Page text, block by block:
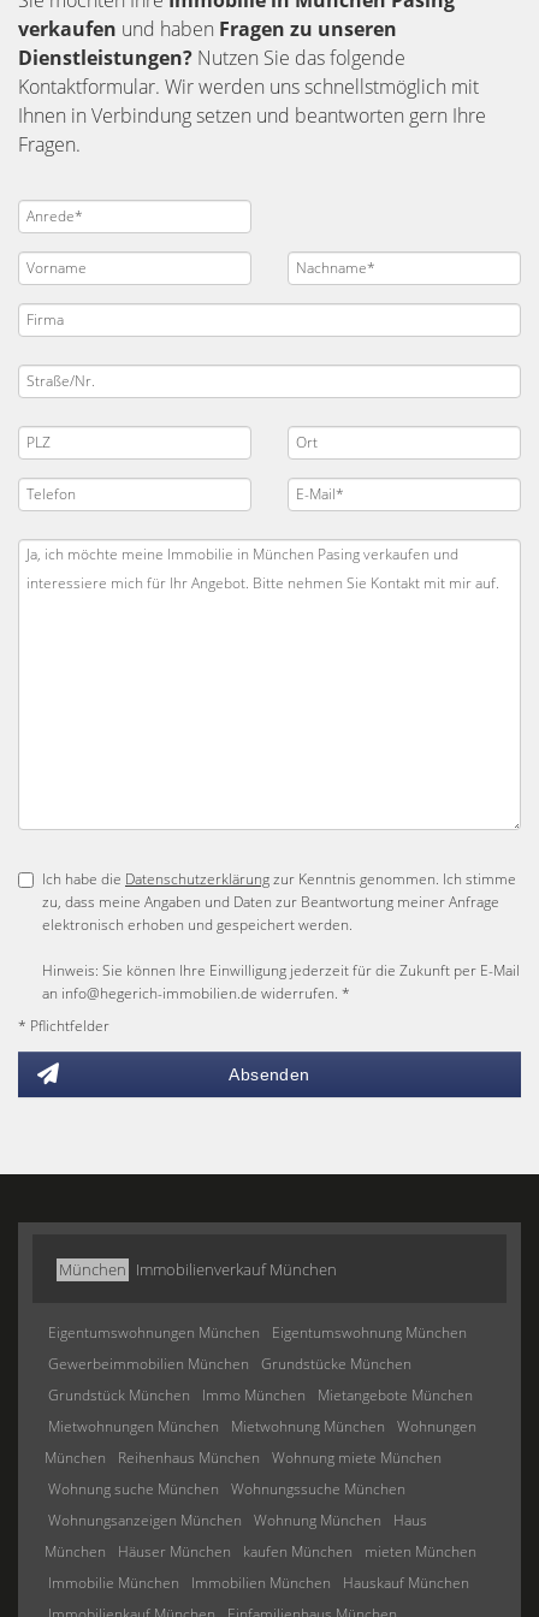
verkaufen und haben Fragen zu unseren
Dienstleistungen? Nutzen Sie das folgende
Kontaktformular. Wir werden uns schnellstmöglich mit
Ihnen in Verbindung setzen und beantworten gern Ihre
Fragen.
Ich habe die Datenschutzerklärungzur Kenntnis genommen. Ich stimme
zu, dass meine Angaben und Daten zur Beantwortung meiner Anfrage
elektronisch erhoben und gespeichert werden.
Hinweis: Sie können Ihre Einwilligung jederzeit für die Zukunft per E-Mail
an info@hegerich-immobilien.de widerrufen. *
* Pflichtfelder
Absenden
München Immobilienverkauf München
Eigentumswohnungen München
Eigentumswohnung München
Gewerbeimmobilien München
Grundstücke München
Grundstück München
Immo München
Mietangebote München
Mietwohnungen München
Mietwohnung München
Wohnungen
München
Reihenhaus München
Wohnung miete München
Wohnung suche München
Wohnungssuche München
Wohnungsanzeigen München
Wohnung München
Haus
München
Häuser München kaufen München
mieten München
Immobilie München
Immobilien München
Hauskauf München